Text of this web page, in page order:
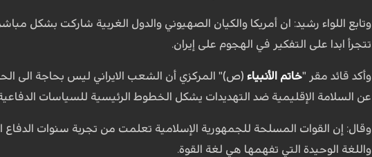
وتابع اللواء رشيد: ان أمريكا والكيان الصهيوني والدول الغربية شاركت بشكل
تتجرأ ابدا على التفكير في الهجوم على إيران.
وأكد قائد مقر "خاتم الأنبياء(ص)" المركزي أن الشعب الايراني ليس بحاجة الى
عن السلامة الإقليمية ضد التهديدات يشكل الخطوط الرئيسية للسياسات الدفاعية
واللغة الوحيدة التي تفهمها هي لغة القوة.